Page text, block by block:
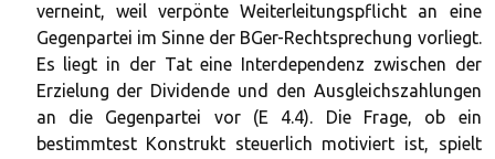
verneint, weil verpönte Weiterleitungspflicht an eine
Gegenpartei im Sinne der BGer-Rechtsprechung vorliegt.
Es liegt in der Tat eine Interdependenz zwischen der
Erzielung der Dividende und den Ausgleichszahlungen
an die Gegenpartei vor (E 4.4). Die Frage, ob ein
bestimmtest Konstrukt steuerlich motiviert ist, spielt